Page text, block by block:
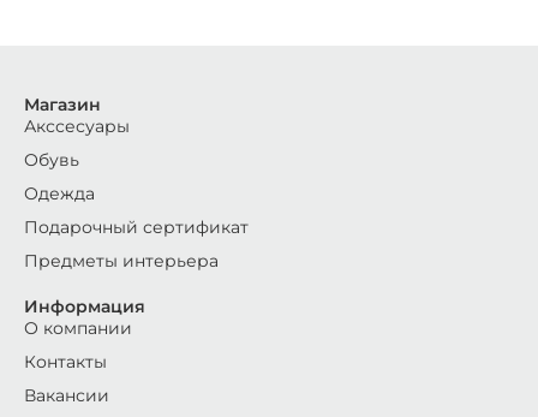
Магазин
Акссесуары
Обувь
Одежда
Подарочный сертификат
Предметы интерьера
Информация
О компании
Контакты
Вакансии